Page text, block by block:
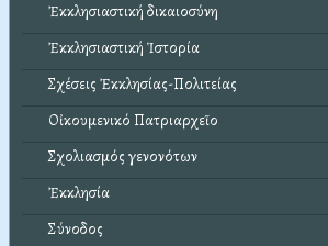
Ἐκκλησιαστική δικαιοσύνη
Ἐκκλησιαστική Ἱστορία
Σχέσεις Ἐκκλησίας-Πολιτείας
Οἰκουμενικό Πατριαρχεῖο
Σχολιασμός γενονότων
Ἐκκλησία
Σύνοδος